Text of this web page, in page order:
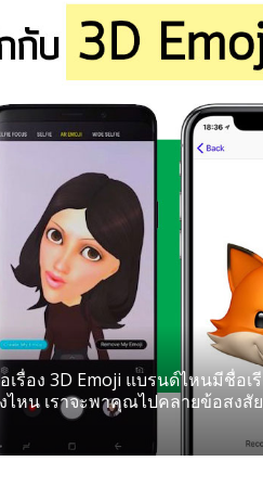
รื่อง 3D Emoji แบรนด์ไหนมีชื่อเ
ไหน เราจะพาคุณไปคลายข้อสงสัย